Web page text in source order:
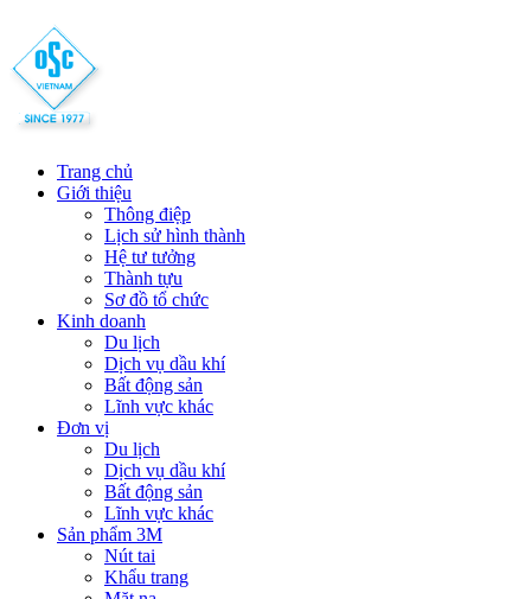
Trang chủ
Giới thiệu
Thông điệp
Lịch sử hình thành
Hệ tư tưởng
Thành tựu
Sơ đồ tổ chức
Kinh doanh
Du lịch
Dịch vụ dầu khí
Bất động sản
Lĩnh vực khác
Đơn vị
Du lịch
Dịch vụ dầu khí
Bất động sản
Lĩnh vực khác
Sản phẩm 3M
Nút tai
Khẩu trang